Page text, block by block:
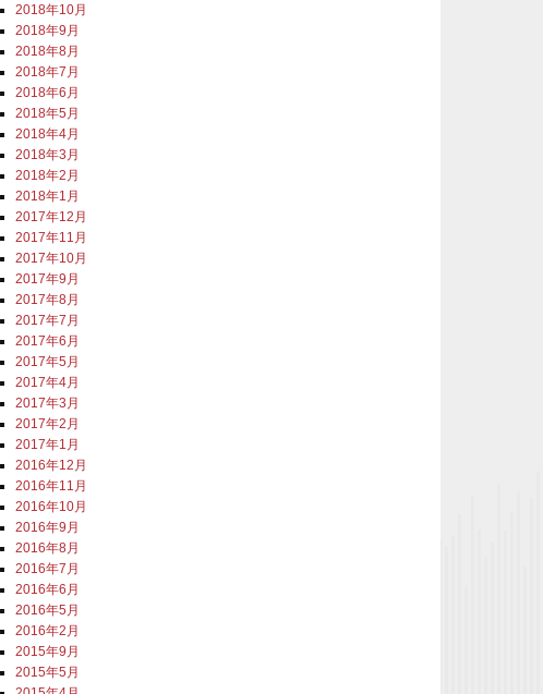
2018年10月
2018年9月
2018年8月
2018年7月
2018年6月
2018年5月
2018年4月
2018年3月
2018年2月
2018年1月
2017年12月
2017年11月
2017年10月
2017年9月
2017年8月
2017年7月
2017年6月
2017年5月
2017年4月
2017年3月
2017年2月
2017年1月
2016年12月
2016年11月
2016年10月
2016年9月
2016年8月
2016年7月
2016年6月
2016年5月
2016年2月
2015年9月
2015年5月